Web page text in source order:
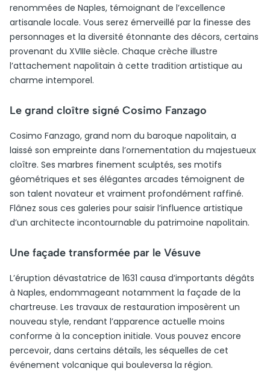
renommées de Naples, témoignant de l’excellence
artisanale locale. Vous serez émerveillé par la finesse des
personnages et la diversité étonnante des décors, certains
provenant du XVIIIe siècle. Chaque crèche illustre
l’attachement napolitain à cette tradition artistique au
charme intemporel.
Le grand cloître signé Cosimo Fanzago
Cosimo Fanzago, grand nom du baroque napolitain, a
laissé son empreinte dans l’ornementation du majestueux
cloître. Ses marbres finement sculptés, ses motifs
géométriques et ses élégantes arcades témoignent de
son talent novateur et vraiment profondément raffiné.
Flânez sous ces galeries pour saisir l’influence artistique
d’un architecte incontournable du patrimoine napolitain.
Une façade transformée par le Vésuve
L’éruption dévastatrice de 1631 causa d’importants dégâts
à Naples, endommageant notamment la façade de la
chartreuse. Les travaux de restauration imposèrent un
nouveau style, rendant l’apparence actuelle moins
conforme à la conception initiale. Vous pouvez encore
percevoir, dans certains détails, les séquelles de cet
événement volcanique qui bouleversa la région.